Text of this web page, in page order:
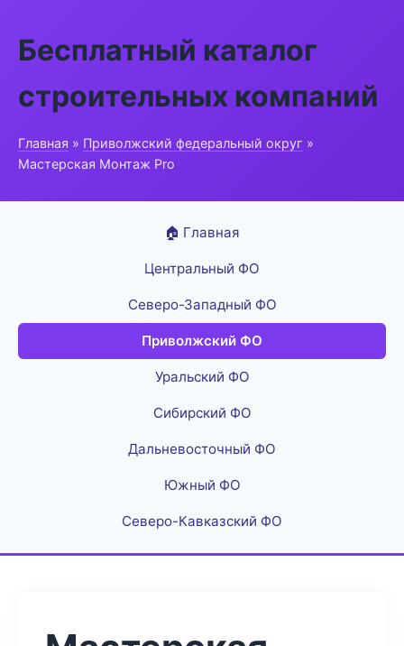
Бесплатный каталог
строительных компаний
Главная » Приволжский федеральный округ »
Мастерская Монтаж Pro
🏠 Главная
Центральный ФО
Северо-Западный ФО
Приволжский ФО
Уральский ФО
Сибирский ФО
Дальневосточный ФО
Южный ФО
Северо-Кавказский ФО